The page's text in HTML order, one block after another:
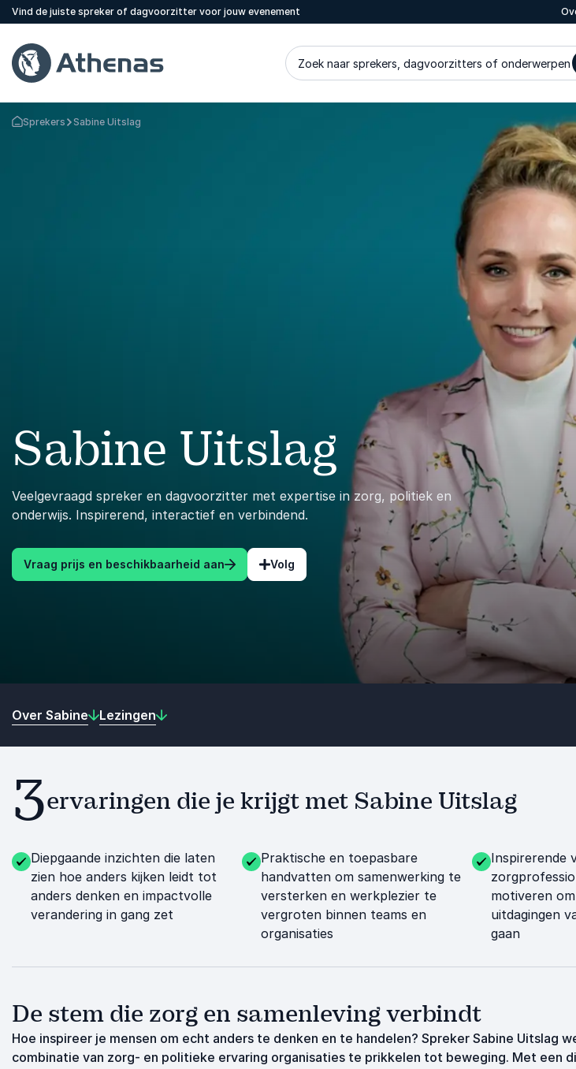
Vind de juiste spreker of dagvoorzitter voor jouw evenement
Zoek naar sprekers, dagvoorzitters of onderwerpen
Terug naar de startpagina
Sprekers Sabine Uitslag
Sabine Uitslag
Veelgevraagd spreker en dagvoorzitter met expertise in zorg, politiek en
onderwijs. Inspirerend, interactief en verbindend.
Vraag prijs en beschikbaarheid aan Volg
Over Sabine Lezingen
3ervaringen die je krijgt met Sabine Uitslag
Diepgaande inzichten die laten
zien hoe anders kijken leidt tot
anders denken en impactvolle
verandering in gang zet
Praktische en toepasbare
handvatten om samenwerking te
versterken en werkplezier te
vergroten binnen teams en
organisaties
Inspirerende
motiveren
uitdagingen
gaan
De stem die zorg en samenleving verbindt
Hoe inspireer je mensen om echt anders te denken en te handelen? Spreker Sabine Uitslag
combinatie van zorg- en politieke ervaring organisaties te prikkelen tot beweging. Met een